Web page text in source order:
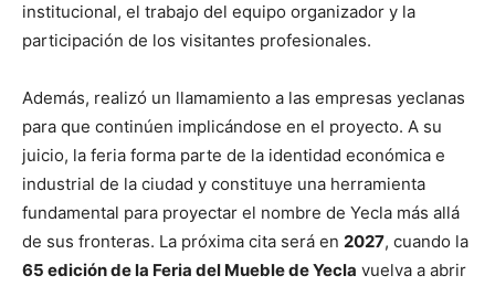
institucional, el trabajo del equipo organizador y la
participación de los visitantes profesionales.
Además, realizó un llamamiento a las empresas yeclanas
para que continúen implicándose en el proyecto. A su
juicio, la feria forma parte de la identidad económica e
industrial de la ciudad y constituye una herramienta
fundamental para proyectar el nombre de Yecla más allá
de sus fronteras. La próxima cita será en 2027, cuando la
65 edición de la Feria del Mueble de Yecla vuelva a abrir